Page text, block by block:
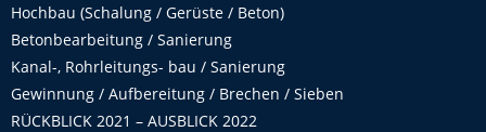
Hochbau (Schalung / Gerüste / Beton)
Betonbearbeitung / Sanierung
Kanal-, Rohrleitungs- bau / Sanierung
Gewinnung / Aufbereitung / Brechen / Sieben
RÜCKBLICK 2021 – AUSBLICK 2022